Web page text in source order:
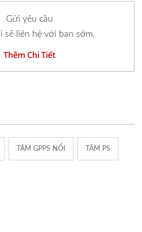
Gửi yêu cầu
sẽ liên hệ với bạn sớm.
Thêm Chi Tiết
TẤM GPPS NỔI TẤM PS